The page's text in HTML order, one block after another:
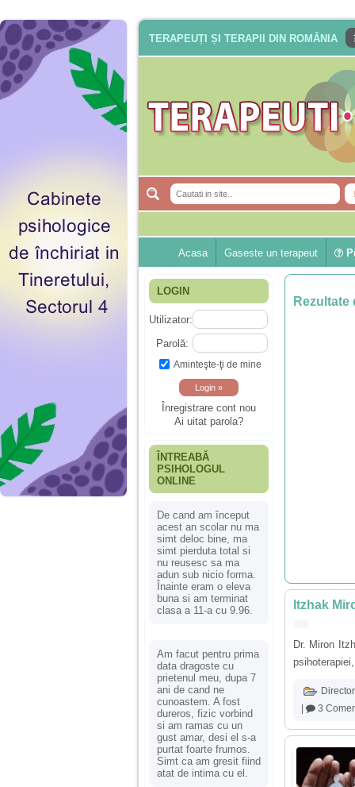
TERAPEUȚI ȘI TERAPII DIN ROMÂNIA
Acasa Gaseste un terapeut
LOGIN
Utilizator:
Parolă:
Aminteşte-ţi de mine
Înregistrare cont nou
Ai uitat parola?
ÎNTREABĂ
PSIHOLOGUL
ONLINE
De cand am început
acest an scolar nu ma
simt deloc bine, ma
simt pierduta total si
nu reusesc sa ma
adun sub nicio forma.
Înainte eram o eleva
buna si am terminat
clasa a 11-a cu 9.96.
Am facut pentru prima
data dragoste cu
prietenul meu, dupa 7
ani de cand ne
cunoastem. A fost
dureros, fizic vorbind
si am ramas cu un
gust amar, desi el s-a
purtat foarte frumos.
Simt ca am gresit fiind
atat de intima cu el.
Rezultate
Itzhak
Dr. Miron
3